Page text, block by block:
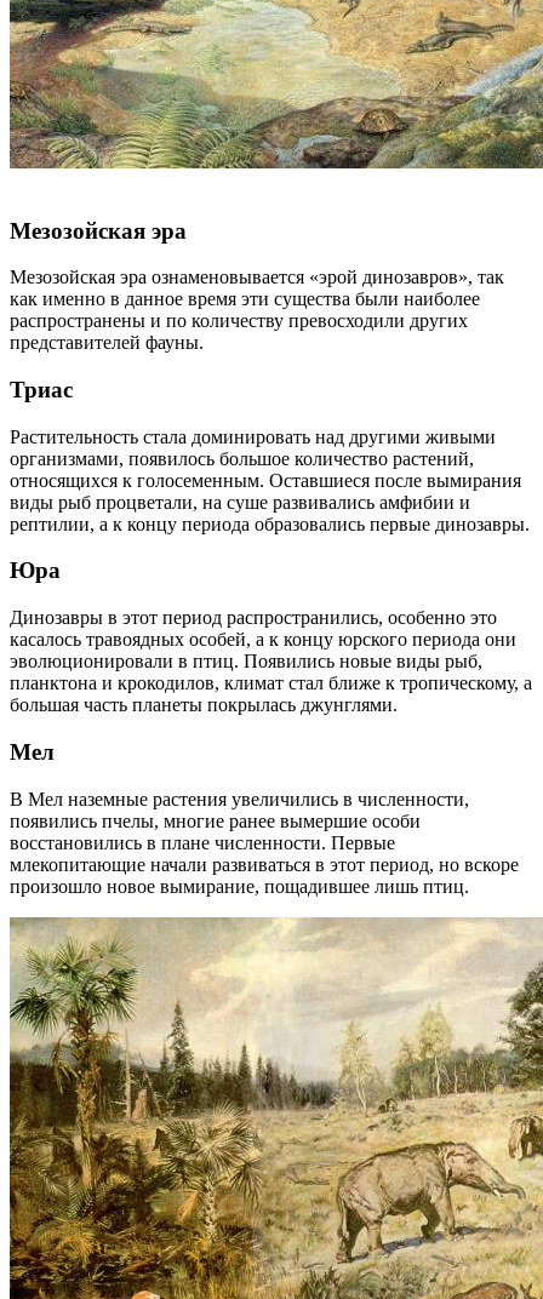
Мезозойская эра
Мезозойская эра ознаменовывается «эрой динозавров», так
как именно в данное время эти существа были наиболее
распространены и по количеству превосходили других
представителей фауны.
Триас
Растительность стала доминировать над другими живыми
организмами, появилось большое количество растений,
относящихся к голосеменным. Оставшиеся после вымирания
виды рыб процветали, на суше развивались амфибии и
рептилии, а к концу периода образовались первые динозавры.
Юра
Динозавры в этот период распространились, особенно это
касалось травоядных особей, а к концу юрского периода они
эволюционировали в птиц. Появились новые виды рыб,
планктона и крокодилов, климат стал ближе к тропическому, а
большая часть планеты покрылась джунглями.
Мел
В Мел наземные растения увеличились в численности,
появились пчелы, многие ранее вымершие особи
восстановились в плане численности. Первые
млекопитающие начали развиваться в этот период, но вскоре
произошло новое вымирание, пощадившее лишь птиц.